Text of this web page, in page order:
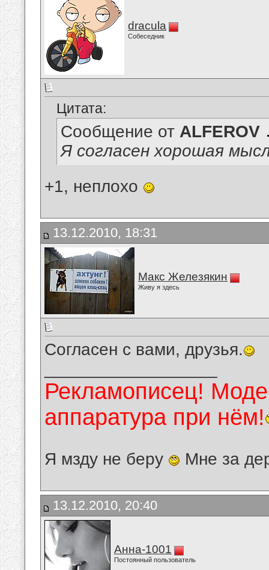
dracula
Собеседник
Цитата:
Сообщение от ALFEROV
Я согласен хорошая
+1, неплохо
13.12.2010, 18:31
Макс Железякин
Живу я здесь
Согласен с вами, друзья.
Рекламописец!
аппаратура при нём!
Я мзду не беру Мне за
13.12.2010, 20:40
Анна-1001
Постоянный пользователь